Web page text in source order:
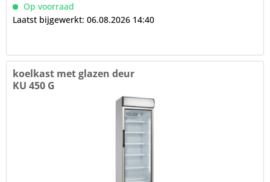
Op voorraad
Laatst bijgewerkt: 06.08.2026 14:40
koelkast met glazen deur
KU 450 G